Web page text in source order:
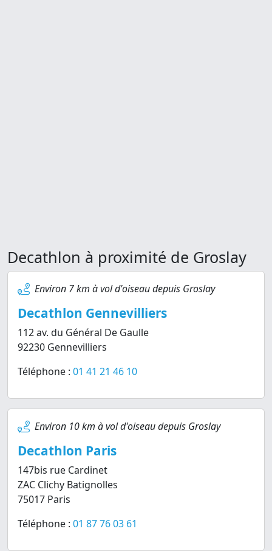
Decathlon à proximité de Groslay
Environ 7 km à vol d'oiseau depuis Groslay
Decathlon Gennevilliers
112 av. du Général De Gaulle
92230 Gennevilliers
Téléphone : 01 41 21 46 10
Environ 10 km à vol d'oiseau depuis Groslay
Decathlon Paris
147bis rue Cardinet
ZAC Clichy Batignolles
75017 Paris
Téléphone : 01 87 76 03 61